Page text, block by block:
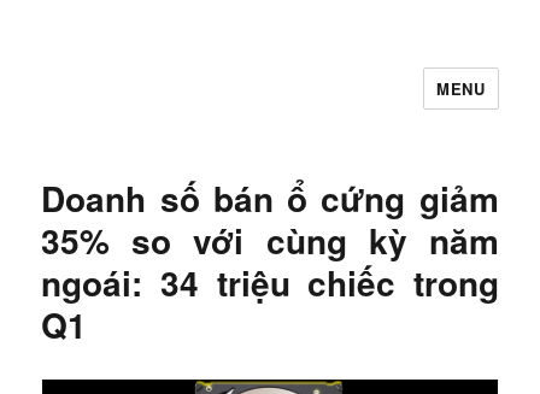
MENU
Doanh số bán ổ cứng giảm
35% so với cùng kỳ năm
ngoái: 34 triệu chiếc trong
Q1